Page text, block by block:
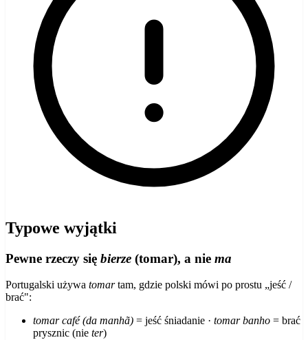
Typowe wyjątki
Pewne rzeczy się bierze (tomar), a nie ma
Portugalski używa tomartam, gdzie polski mówi po prostu „jeść /
brać":
tomar café (da manhã) = jeść śniadanie · tomar banho = brać
prysznic (nie ter)